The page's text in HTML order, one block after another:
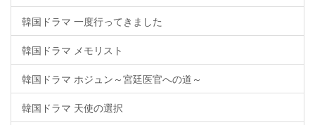
韓国ドラマ 一度行ってきました
韓国ドラマ メモリスト
韓国ドラマ ホジュン～宮廷医官への道～
韓国ドラマ 天使の選択